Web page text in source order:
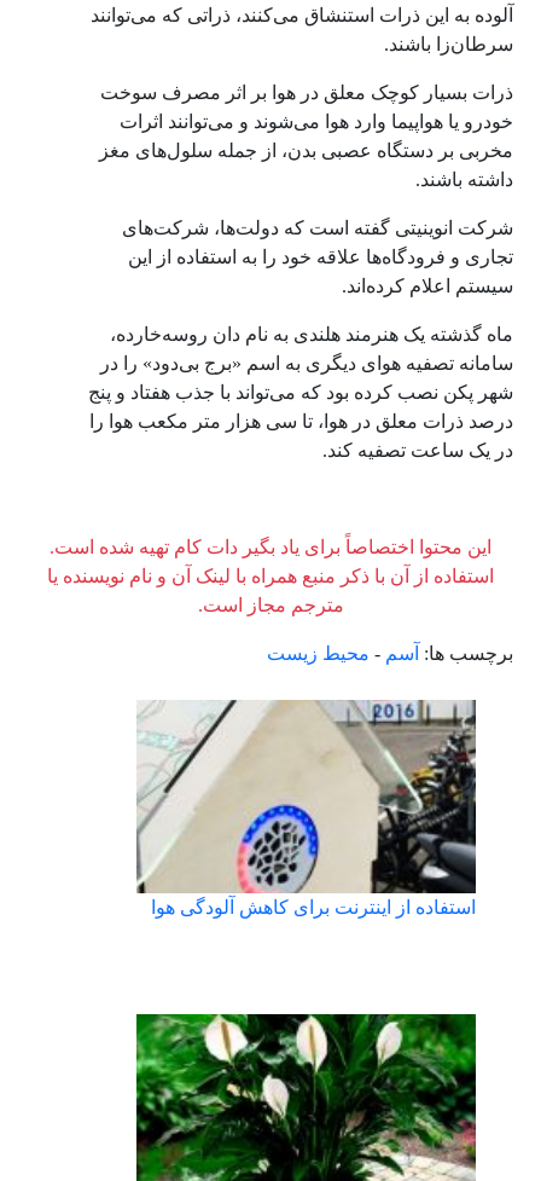
آلوده به این ذرات استنشاق می‌کنند، ذراتی که می‌توانند
سرطان‌زا باشند.
ذرات بسیار کوچک معلق در هوا بر اثر مصرف سوخت
خودرو یا هواپیما وارد هوا می‌شوند و می‌توانند اثرات
مخربی بر دستگاه عصبی بدن،‌ از جمله سلول‌های مغز
داشته باشند.
شرکت انوینیتی گفته است که دولت‌ها، شرکت‌های
تجاری و فرودگاه‌ها علاقه خود را به استفاده از این
سیستم اعلام کرده‌اند.
ماه گذشته یک هنرمند هلندی به نام دان روسه‌خارده،
سامانه تصفیه هوای دیگری به اسم «برج بی‌دود» را در
شهر پکن نصب کرده بود که می‌تواند با جذب هفتاد و پنج
درصد ذرات معلق در هوا، تا سی هزار متر مکعب هوا را
در یک ساعت تصفیه کند.
این محتوا اختصاصاً برای یاد بگیر دات کام تهیه شده است.
استفاده از آن با ذکر منبع همراه با لینک آن و نام نویسنده یا
مترجم مجاز است.
برچسب ها: آسم - محیط زیست
استفاده از اینترنت برای کاهش آلودگی هوا